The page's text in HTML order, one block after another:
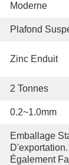
Moderne
Plafond
Zinc Enduit
2 Tonnes
0.2~1.0mm
Emballage
Également